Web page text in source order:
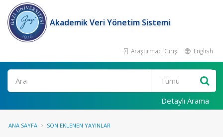
Akademik Veri Yönetim Sistemi
Araştırmacı Girişi English
Ara
Detaylı Arama
ANA SAYFA SON EKLENEN YAYINLAR